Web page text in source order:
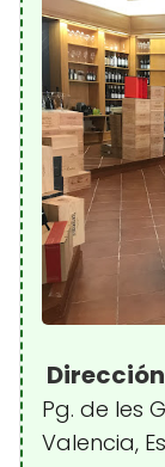
Dirección
Pg. de les
Valencia,